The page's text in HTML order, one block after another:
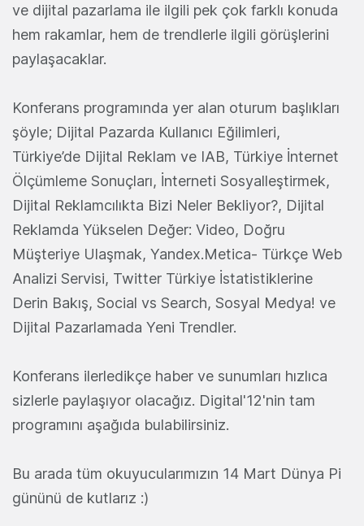
ve dijital pazarlama ile ilgili pek çok farklı konuda
hem rakamlar, hem de trendlerle ilgili görüşlerini
paylaşacaklar.
Konferans programında yer alan oturum başlıkları
şöyle; Dijital Pazarda Kullanıcı Eğilimleri,
Türkiye’de Dijital Reklam ve IAB, Türkiye İnternet
Ölçümleme Sonuçları, İnterneti Sosyalleştirmek,
Dijital Reklamcılıkta Bizi Neler Bekliyor?, Dijital
Reklamda Yükselen Değer: Video, Doğru
Müşteriye Ulaşmak, Yandex.Metica- Türkçe Web
Analizi Servisi, Twitter Türkiye İstatistiklerine
Derin Bakış, Social vs Search, Sosyal Medya! ve
Dijital Pazarlamada Yeni Trendler.
Konferans ilerledikçe haber ve sunumları hızlıca
sizlerle paylaşıyor olacağız. Digital'12'nin tam
programını aşağıda bulabilirsiniz.
Bu arada tüm okuyucularımızın 14 Mart Dünya Pi
gününü de kutlarız :)